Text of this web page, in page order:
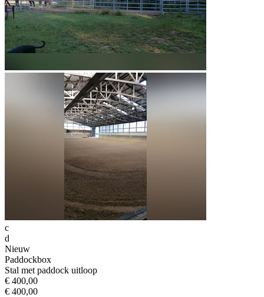
c
d
Nieuw
Paddockbox
Stal met paddock uitloop
€ 400,00
€ 400,00